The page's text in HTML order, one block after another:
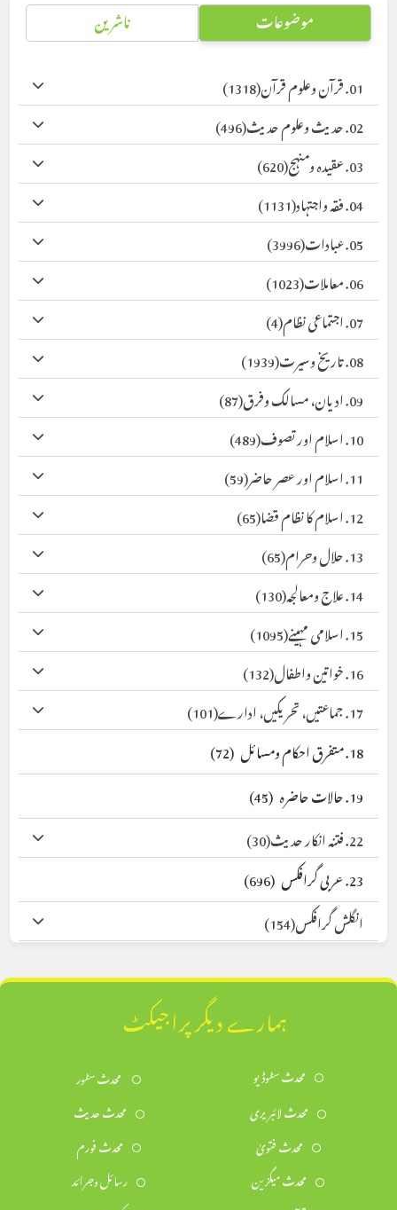
موضوعات ناشرین
01. قرآن وعلوم قرآن
(1318)
02. حدیث وعلوم حدیث
(496)
03. عقیدہ ومنہج
(620)
04. فقہ واجتہاد
(1131)
05. عبادات
(3996)
06. معاملات
(1023)
07. اجتماعی نظام
(4)
08. تاریخ وسیرت
(1939)
09. ادیان، مسالک وفرق
(87)
10. اسلام اور تصوف
(489)
11. اسلام اور عصر حاضر
(59)
12. اسلام کا نظام قضا
(65)
13. حلال وحرام
(65)
14. علاج ومعالجہ
(130)
15. اسلامی مہینے
(1095)
16. خواتین واطفال
(132)
17. جماعتیں، تحریکیں، ادارے
(101)
18. متفرق احکام ومسائل
(72)
19. حالات حاضرہ
(45)
22. فتنہ انکار حدیث
(30)
23. عربی گرافکس
(696)
انگلش گرافکس(154)
ہمارے دیگر پراجیکٹ
محدث سٹوڈیو
محدث سٹور
محدث لائبریری
محدث حدیث
محدث فتویٰ
محدث فورم
محدث میگزین
رسائل وجرائد